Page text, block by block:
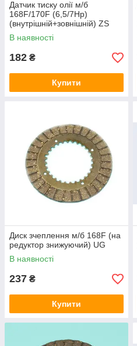
Датчик тиску олії м/б
168F/170F (6,5/7Hp)
(внутрішній+зовнішній) ZS
В наявності
182 ₴
Купити
Диск зчеплення м/б 168F (на
редуктор знижуючий) UG
В наявності
237 ₴
Купити